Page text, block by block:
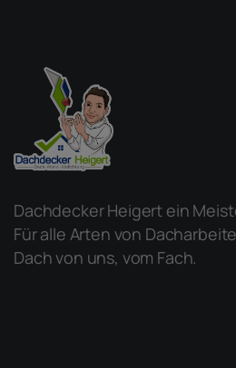
Dachdecker Heigert ein
Für alle Arten von
Dach von uns, vom Fach.